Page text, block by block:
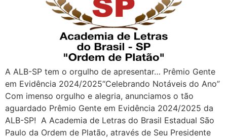
A ALB-SP tem o orgulho de apresentar… Prêmio Gente
em Evidência 2024/2025“Celebrando Notáveis do Ano”
Com imenso orgulho e alegria, anunciamos o tão
aguardado Prêmio Gente em Evidência 2024/2025 da
ALB-SP! A Academia de Letras do Brasil Estadual São
Paulo da Ordem de Platão, através de Seu Presidente